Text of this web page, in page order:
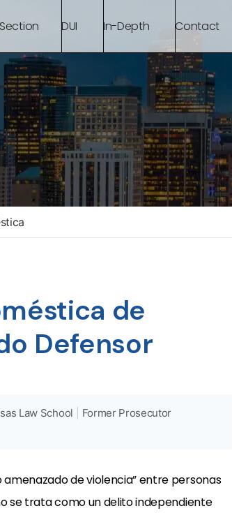
DUI In-Depth Contact
de
Defensor
Law School Former Prosecutor
de violencia” entre personas
se trata como un delito independiente